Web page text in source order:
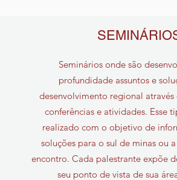
Seminários onde são
profundidade assuntos e
desenvolvimento regional através
conferências e atividades. Esse
realizado com o objetivo de
soluções para o sul de minas ou
encontro. Cada palestrante expõe
seu ponto de vista de sua